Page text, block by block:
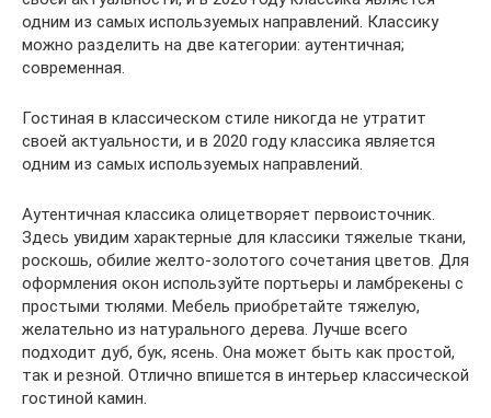
одним из самых используемых направлений. Классику
можно разделить на две категории: аутентичная;
современная.
Гостиная в классическом стиле никогда не утратит
своей актуальности, и в 2020 году классика является
одним из самых используемых направлений.
Аутентичная классика олицетворяет первоисточник.
Здесь увидим характерные для классики тяжелые ткани,
роскошь, обилие желто-золотого сочетания цветов. Для
оформления окон используйте портьеры и ламбрекены с
простыми тюлями. Мебель приобретайте тяжелую,
желательно из натурального дерева. Лучше всего
подходит дуб, бук, ясень. Она может быть как простой,
так и резной. Отлично впишется в интерьер классической
гостиной камин.